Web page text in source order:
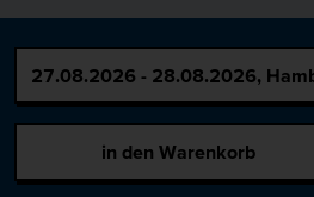
in den Warenkorb